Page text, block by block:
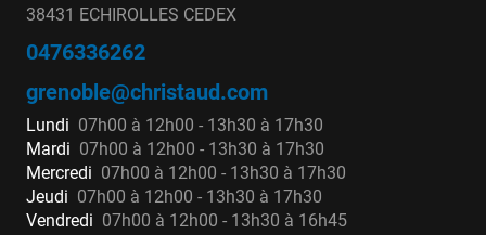
38431 ECHIROLLES CEDEX
0476336262
grenoble@christaud.com
Lundi 07h00 à 12h00 - 13h30 à 17h30
Mardi 07h00 à 12h00 - 13h30 à 17h30
Mercredi 07h00 à 12h00 - 13h30 à 17h30
Jeudi 07h00 à 12h00 - 13h30 à 17h30
Vendredi 07h00 à 12h00 - 13h30 à 16h45